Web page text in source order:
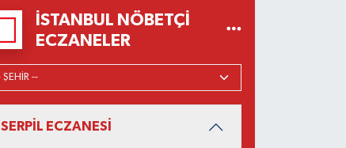
İSTANBUL NÖBETÇI
ECZANELER
SERPİL ECZANESİ